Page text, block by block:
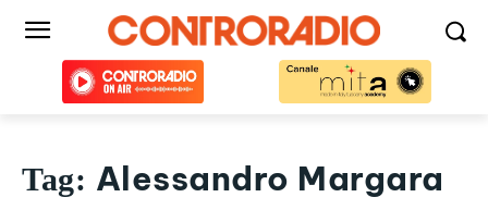
Tag: Alessandro Margara